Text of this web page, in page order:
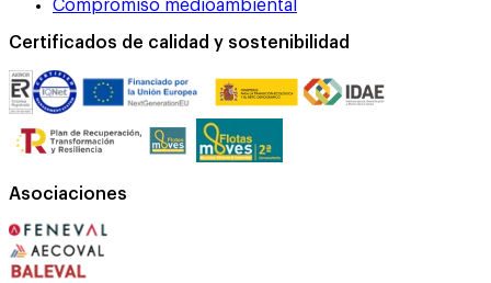
Compromiso medioambiental
Certificados de calidad y sostenibilidad
Asociaciones